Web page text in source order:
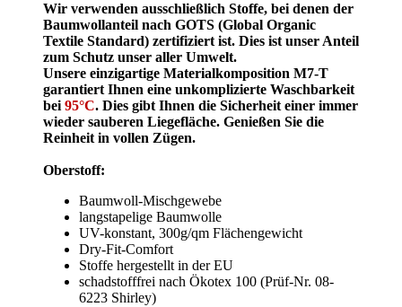
Wir verwenden ausschließlich Stoffe, bei denen der
Baumwollanteil nach GOTS (Global Organic
Textile Standard) zertifiziert ist. Dies ist unser Anteil
zum Schutz unser aller Umwelt.
Unsere einzigartige Materialkomposition M7-T
garantiert Ihnen eine unkomplizierte Waschbarkeit
bei 95°C. Dies gibt Ihnen die Sicherheit einer immer
wieder sauberen Liegefläche. Genießen Sie die
Reinheit in vollen Zügen.
Oberstoff:
Baumwoll-Mischgewebe
langstapelige Baumwolle
UV-konstant, 300g/qm Flächengewicht
Dry-Fit-Comfort
Stoffe hergestellt in der EU
schadstofffrei nach Ökotex 100 (Prüf-Nr. 08-
6223 Shirley)